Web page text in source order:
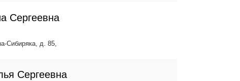
Сергеевна
Сибиряка, д. 85,
Сергеевна